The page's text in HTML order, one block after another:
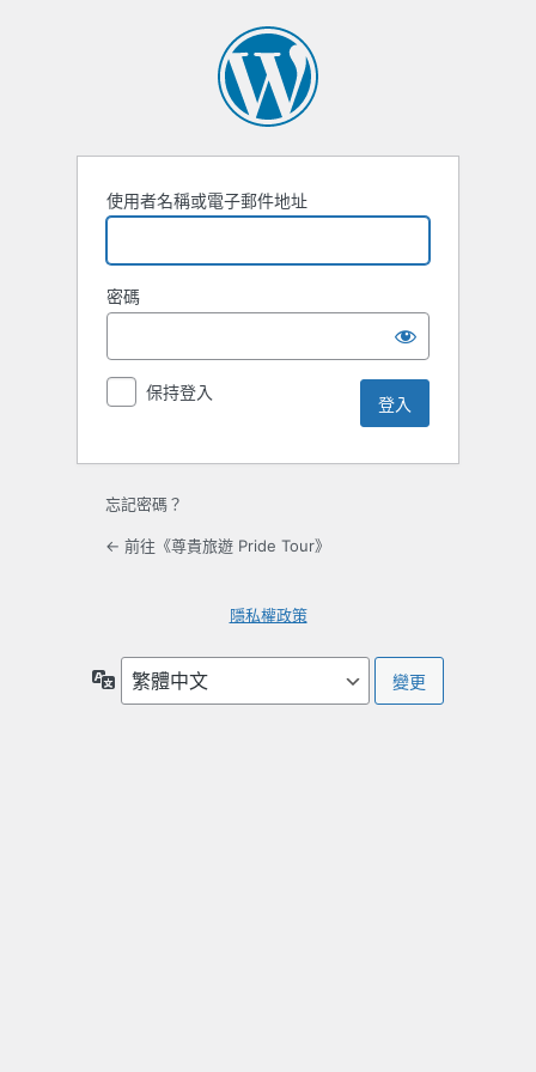
使用者名稱或電子郵件地址
密碼
保持登入
忘記密碼？
← 前往《尊貴旅遊 Pride Tour》
隱私權政策
言